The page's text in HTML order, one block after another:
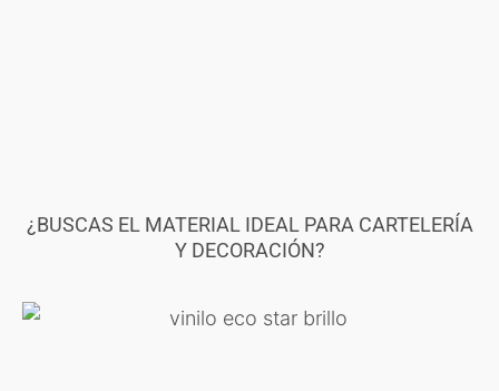
¿BUSCAS EL MATERIAL IDEAL PARA CARTELERÍA
Y DECORACIÓN?